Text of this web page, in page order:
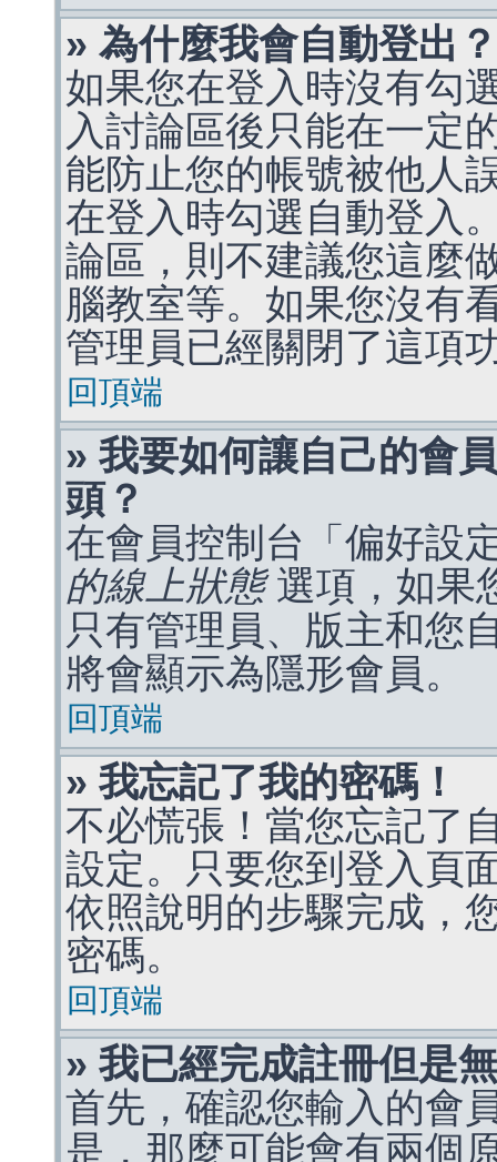
» 為什麼我會自動登出？
如果您在登入時沒有勾
入討論區後只能在一定
能防止您的帳號被他人
在登入時勾選自動登入
論區，則不建議您這麼
腦教室等。如果您沒有
管理員已經關閉了這項
回頂端
» 我要如何讓自己的會
頭？
在會員控制台「偏好設
的線上狀態選項，如果
只有管理員、版主和您
將會顯示為隱形會員。
回頂端
» 我忘記了我的密碼！
不必慌張！當您忘記了
設定。只要您到登入頁
依照說明的步驟完成，
密碼。
回頂端
» 我已經完成註冊但是
首先，確認您輸入的會
是，那麼可能會有兩個